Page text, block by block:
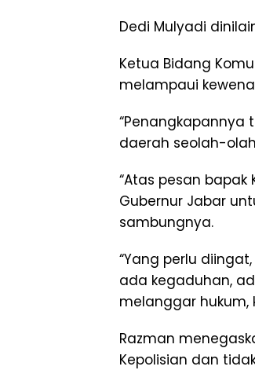
Dedi Mulyadi
Ketua Bidang
melampaui
“Penangkapannya
daerah seolah-
“Atas pesan
Gubernur Jabar
sambungnya.
“Yang perlu
ada kegaduhan,
melanggar hukum,
Razman
Kepolisian dan